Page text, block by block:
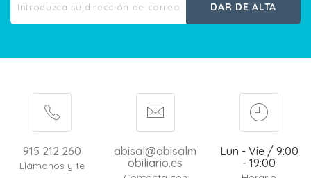
DAR DE ALTA
915 212 260
Llámanos y te
abisal@abisalm
obiliario.es
Lun - Vie / 9:00
- 19:00